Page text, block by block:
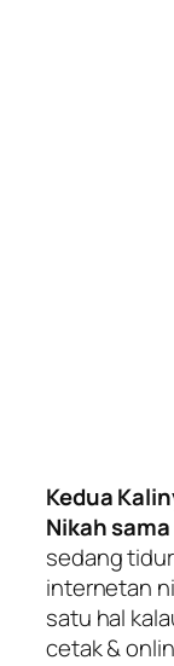
Kedua
Nikah
sedang
internetan
satu hal
cetak &